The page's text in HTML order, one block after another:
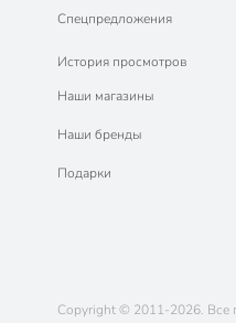
Спецпредложения
История просмотров
Наши магазины
Наши бренды
Подарки
Copyright © 2011-2026. Все